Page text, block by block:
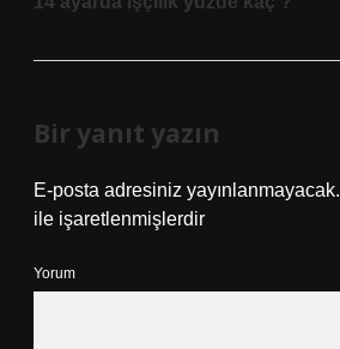
Bir yanıt yazın
E-posta adresiniz yayınlanmayacak.
ile işaretlenmişlerdir
Yorum